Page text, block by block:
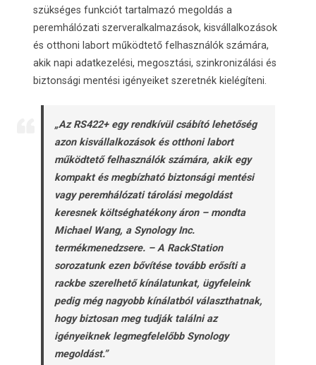
szükséges funkciót tartalmazó megoldás a
peremhálózati szerveralkalmazások, kisvállalkozások
és otthoni labort működtető felhasználók számára,
akik napi adatkezelési, megosztási, szinkronizálási és
biztonsági mentési igényeiket szeretnék kielégíteni.
„Az RS422+ egy rendkívül csábító lehetőség
azon kisvállalkozások és otthoni labort
működtető felhasználók számára, akik egy
kompakt és megbízható biztonsági mentési
vagy peremhálózati tárolási megoldást
keresnek költséghatékony áron – mondta
Michael Wang, a Synology Inc.
termékmenedzsere. – A RackStation
sorozatunk ezen bővítése tovább erősíti a
rackbe szerelhető kínálatunkat, ügyfeleink
pedig még nagyobb kínálatból választhatnak,
hogy biztosan meg tudják találni az
igényeiknek legmegfelelőbb Synology
megoldást.”